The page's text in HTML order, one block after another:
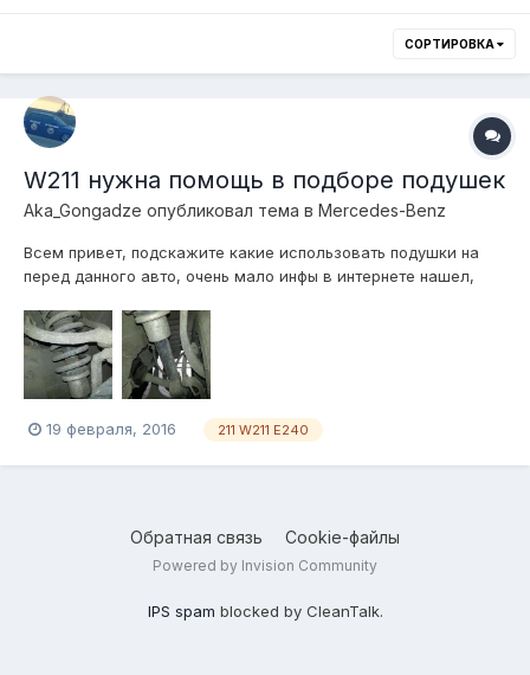
СОРТИРОВКА
W211 нужна помощь в подборе подушек
Aka_Gongadze опубликовал тема в Mercedes-Benz
Всем привет, подскажите какие использовать подушки на
перед данного авто, очень мало инфы в интернете нашел,
части амортизатора, кто что может сказать по этому поводу,
фото взял с форума
19 февраля, 2016 211 W211 E240
Обратная связь Cookie-файлы
Powered by Invision Community
IPS spam blocked by CleanTalk.